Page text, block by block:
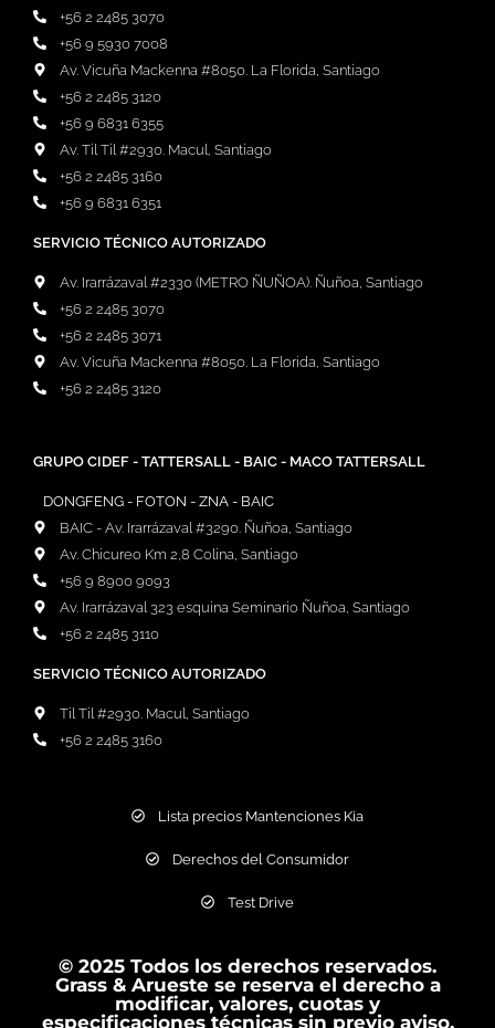
+56 2 2485 3070
+56 9 5930 7008
Av. Vicuña Mackenna #8050. La Florida, Santiago
+56 2 2485 3120
+56 9 6831 6355
Av. Til Til #2930. Macul, Santiago
+56 2 2485 3160
+56 9 6831 6351
SERVICIO TÉCNICO AUTORIZADO
Av. Irarrázaval #2330 (METRO ÑUÑOA). Ñuñoa, Santiago
+56 2 2485 3070
+56 2 2485 3071
Av. Vicuña Mackenna #8050. La Florida, Santiago
+56 2 2485 3120
GRUPO CIDEF - TATTERSALL - BAIC - MACO TATTERSALL
DONGFENG - FOTON - ZNA - BAIC
BAIC - Av. Irarrázaval #3290. Ñuñoa, Santiago
Av. Chicureo Km 2,8 Colina, Santiago
+56 9 8900 9093
Av. Irarrázaval 323 esquina Seminario Ñuñoa, Santiago
+56 2 2485 3110
SERVICIO TÉCNICO AUTORIZADO
Til Til #2930. Macul, Santiago
+56 2 2485 3160
Lista precios Mantenciones Kia
Derechos del Consumidor
Test Drive
© 2025 Todos los derechos reservados.
Grass & Arueste se reserva el derecho a
modificar, valores, cuotas y
especificaciones técnicas sin previo aviso.